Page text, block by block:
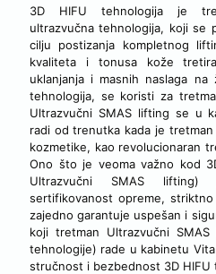
3D HIFU tehnologija je
ultrazvučna tehnologija, koji se
cilju postizanja kompletnog
kvaliteta i tonusa kože
uklanjanja i masnih naslaga na
tehnologija, se koristi za
Ultrazvučni SMAS lifting se u
radi od trenutka kada je
kozmetike, kao revolucionaran
Ono što je veoma važno kod
Ultrazvučni SMAS
sertifikovanost opreme,
zajedno garantuje uspešan i
koji tretman Ultrazvučni
tehnologije) rade u kabinetu
stručnost i bezbednost 3D HIFU